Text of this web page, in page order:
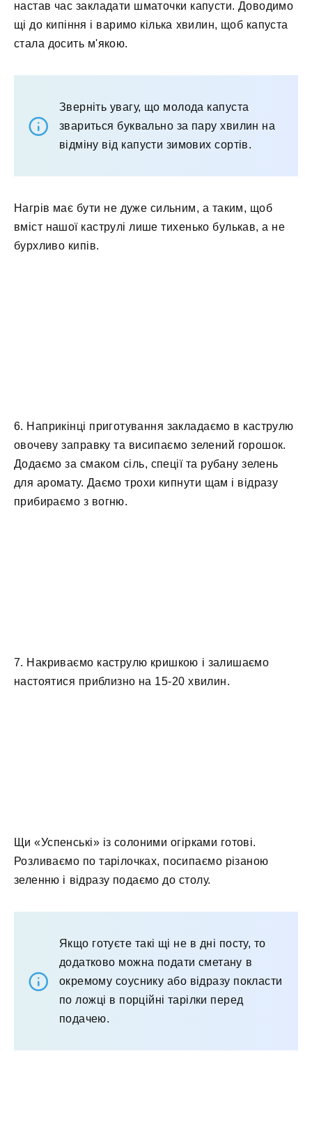
настав час закладати шматочки капусти. Доводимо
щі до кипіння і варимо кілька хвилин, щоб капуста
стала досить м'якою.
Зверніть увагу, що молода капуста
звариться буквально за пару хвилин на
відміну від капусти зимових сортів.
Нагрів має бути не дуже сильним, а таким, щоб
вміст нашої каструлі лише тихенько булькав, а не
бурхливо кипів.
6. Наприкінці приготування закладаємо в каструлю
овочеву заправку та висипаємо зелений горошок.
Додаємо за смаком сіль, спеції та рубану зелень
для аромату. Даємо трохи кипнути щам і відразу
прибираємо з вогню.
7. Накриваємо каструлю кришкою і залишаємо
настоятися приблизно на 15-20 хвилин.
Щи «Успенські» із солоними огірками готові.
Розливаємо по тарілочках, посипаємо різаною
зеленню і відразу подаємо до столу.
Якщо готуєте такі щі не в дні посту, то
додатково можна подати сметану в
окремому соуснику або відразу покласти
по ложці в порційні тарілки перед
подачею.